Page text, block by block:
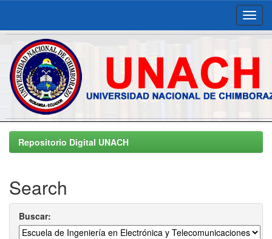
Skip
navigationRepositorio Digital UNACH
Search
Buscar: